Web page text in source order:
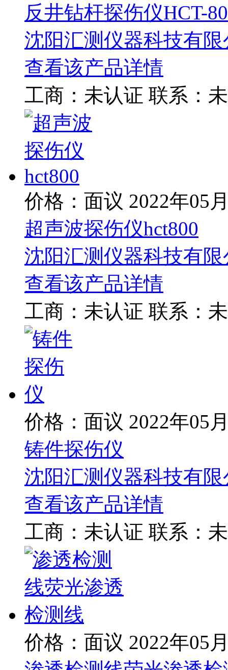
反井钻杆探伤仪HCT-
沈阳汇测仪器科技有限
查看该产品详情
工商： 未认证 联系：
价格：面议 2022年05
超声波探伤仪hct800
沈阳汇测仪器科技有限
查看该产品详情
工商： 未认证 联系：
价格：面议 2022年05
铸件探伤仪
沈阳汇测仪器科技有限
查看该产品详情
工商： 未认证 联系：
价格：面议 2022年05